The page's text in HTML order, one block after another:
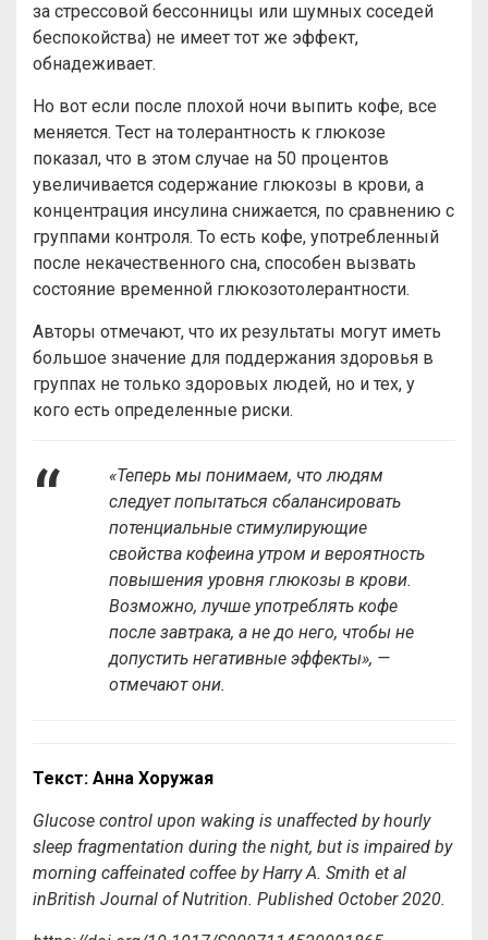
за стрессовой бессонницы или шумных соседей
беспокойства) не имеет тот же эффект,
обнадеживает.
Но вот если после плохой ночи выпить кофе, все
меняется. Тест на толерантность к глюкозе
показал, что в этом случае на 50 процентов
увеличивается содержание глюкозы в крови, а
концентрация инсулина снижается, по сравнению с
группами контроля. То есть кофе, употребленный
после некачественного сна, способен вызвать
состояние временной глюкозотолерантности.
Авторы отмечают, что их результаты могут иметь
большое значение для поддержания здоровья в
группах не только здоровых людей, но и тех, у
кого есть определенные риски.
«Теперь мы понимаем, что людям
следует попытаться сбалансировать
потенциальные стимулирующие
свойства кофеина утром и вероятность
повышения уровня глюкозы в крови.
Возможно, лучше употреблять кофе
после завтрака, а не до него, чтобы не
допустить негативные эффекты», —
отмечают они.
Текст: Анна Хоружая
Glucose control upon waking is unaffected by hourly
sleep fragmentation during the night, but is impaired by
morning caffeinated coffee by Harry A. Smith et al
inBritish Journal of Nutrition. Published October 2020.